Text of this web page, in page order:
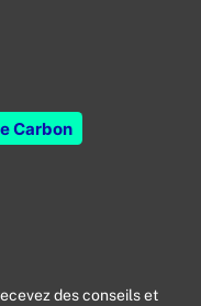
Carbon
des conseils et